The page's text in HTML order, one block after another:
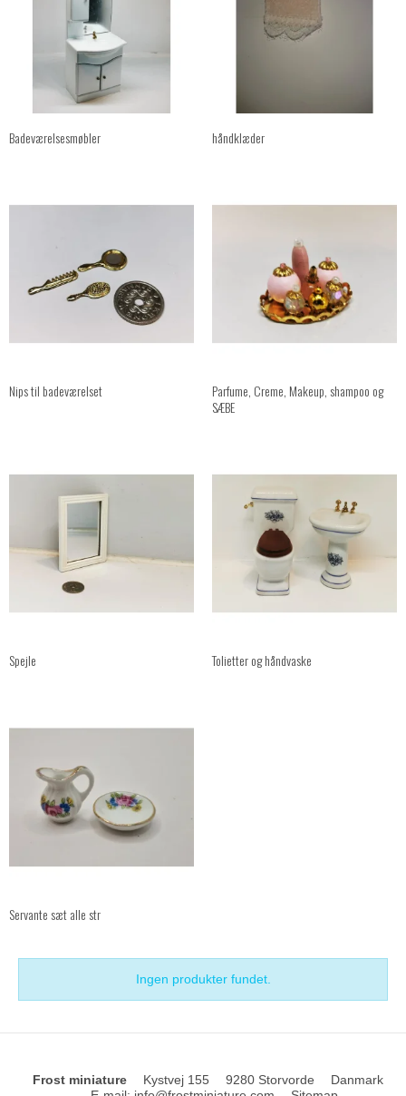
Badeværelsesmøbler håndklæder
Nips til badeværelset
Parfume, Creme, Makeup, shampoo og
SÆBE
Spejle Tolietter og håndvaske
Servante sæt alle str
Ingen produkter fundet.
Frost miniature Kystvej 155 9280 Storvorde
Danmark